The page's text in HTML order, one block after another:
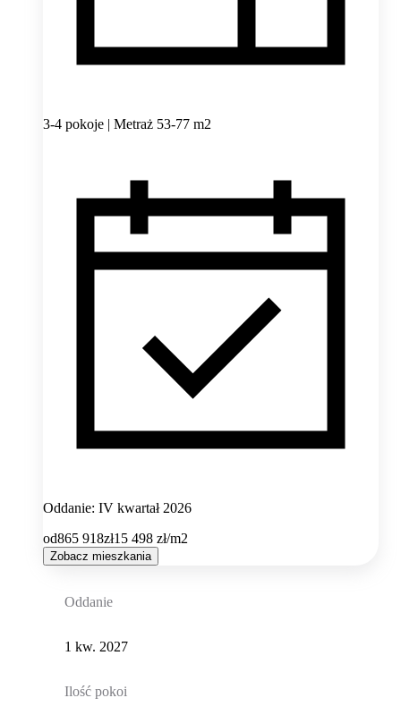
3-4 pokoje | Metraż 53-77 m2
Oddanie: IV kwartał 2026
od865 918zł15 498 zł/m2
Zobacz mieszkania
Oddanie
1 kw. 2027
Ilość pokoi